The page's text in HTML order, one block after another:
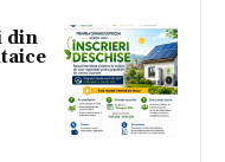
din